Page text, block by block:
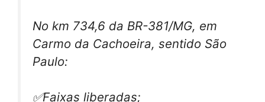
No km 734,6 da BR-381/MG, em
Carmo da Cachoeira, sentido São
Paulo:
✅Faixas liberadas;